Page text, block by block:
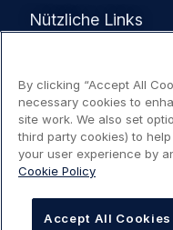
Nützliche Links
Legal
navigation
Datenschutzhinweis
Erklärung
By clicking “Accept All
necessary cookies to
site work. We also set
third party cookies) to
your user experience by
Cookie Policy
Accept All Cookies